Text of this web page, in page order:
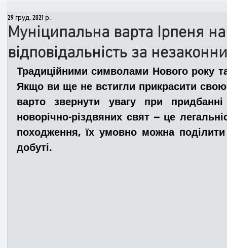
День народження
Спільні заходи
Медицина Новини ДТП
Адмінпротокол
Муніципальна варта Ірпеня
відповідальність за
29 груд. 2021 р.
Традиційними символами Нового року
Якщо ви ще не встигли прикрасити
варто звернути увагу при
новорічно-різдвяних свят – це
походження, їх умовно можна
добуті.